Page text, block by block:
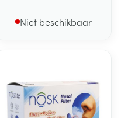
Niet beschikbaar